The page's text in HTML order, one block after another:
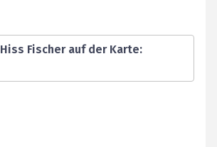
Fischer auf der Karte: